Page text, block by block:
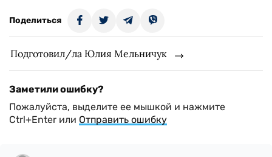
Поделиться
Подготовил/ла Юлия Мельничук
Заметили ошибку?
Пожалуйста, выделите ее мышкой и нажмите
Ctrl+Enter или Отправить ошибку